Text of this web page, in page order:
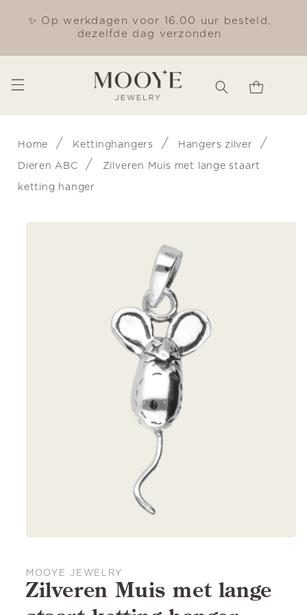
naar de
✨ Op werkdagen voor 16.00 uur besteld,
dezelfde dag verzonden
Winkelwagen
Home / Kettinghangers / Hangers zilver /
Dieren ABC / Zilveren Muis met lange staart
ketting hanger
MOOYE JEWELRY
Zilveren Muis met lange